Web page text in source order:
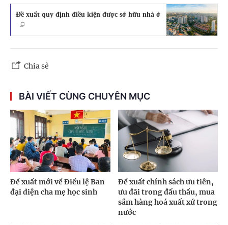
Đề xuất quy định điều kiện được sở hữu nhà ở
Chia sẻ
BÀI VIẾT CÙNG CHUYÊN MỤC
Đề xuất mới về Điều lệ Ban
đại diện cha mẹ học sinh
Đề xuất chính sách ưu tiên,
ưu đãi trong đấu thầu, mua
sắm hàng hoá xuất xứ trong
nước